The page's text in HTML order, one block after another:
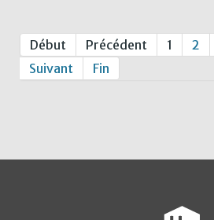
Début Précédent 1 2
Suivant
Fin